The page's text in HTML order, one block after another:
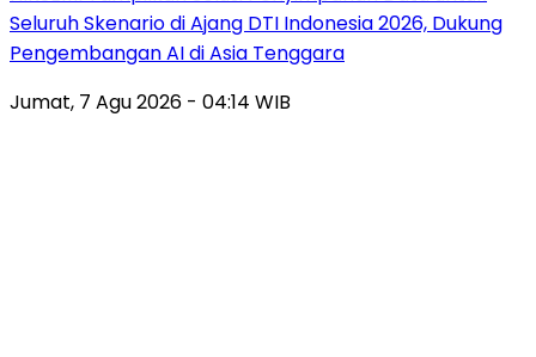
Seluruh Skenario di Ajang DTI Indonesia 2026, Dukung
Pengembangan AI di Asia Tenggara
Jumat, 7 Agu 2026 - 04:14 WIB